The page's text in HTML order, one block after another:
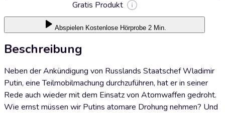
Gratis Produkt
Abspielen Kostenlose Hörprobe 2 Min.
Beschreibung
Neben der Ankündigung von Russlands Staatschef Wladimir
Putin, eine Teilmobilmachung durchzuführen, hat er in seiner
Rede auch wieder mit dem Einsatz von Atomwaffen gedroht.
Wie ernst müssen wir Putins atomare Drohung nehmen? Und